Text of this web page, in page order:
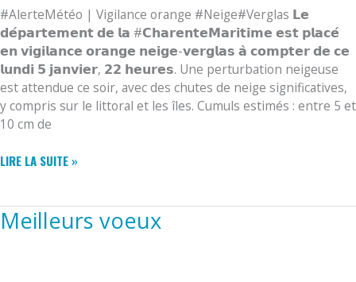
#AlerteMétéo | Vigilance orange #Neige#Verglas 𝗟𝗲
𝗱𝗲́𝗽𝗮𝗿𝘁𝗲𝗺𝗲𝗻𝘁 𝗱𝗲 𝗹𝗮 #𝗖𝗵𝗮𝗿𝗲𝗻𝘁𝗲𝗠𝗮𝗿𝗶𝘁𝗶𝗺𝗲 𝗲𝘀𝘁 𝗽𝗹𝗮𝗰𝗲́
𝗲𝗻 𝘃𝗶𝗴𝗶𝗹𝗮𝗻𝗰𝗲 𝗼𝗿𝗮𝗻𝗴𝗲 𝗻𝗲𝗶𝗴𝗲-𝘃𝗲𝗿𝗴𝗹𝗮𝘀 𝗮̀ 𝗰𝗼𝗺𝗽𝘁𝗲𝗿 𝗱𝗲 𝗰𝗲
𝗹𝘂𝗻𝗱𝗶 𝟱 𝗷𝗮𝗻𝘃𝗶𝗲𝗿, 𝟮𝟮 𝗵𝗲𝘂𝗿𝗲𝘀. Une perturbation neigeuse
est attendue ce soir, avec des chutes de neige significatives,
y compris sur le littoral et les îles. Cumuls estimés : entre 5 et
10 cm de
ALERTE
LIRE LA SUITE »
Meilleurs voeux